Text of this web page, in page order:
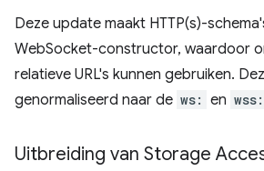
Deze update maakt HTTP(s)-
WebSocket-constructor, waardoor
relatieve URL's kunnen gebruiken.
genormaliseerd naar de ws: en wss:
Uitbreiding van Storage